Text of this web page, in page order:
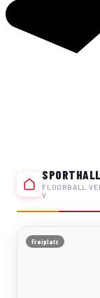
FLOORBALL
V.
Freiplatz